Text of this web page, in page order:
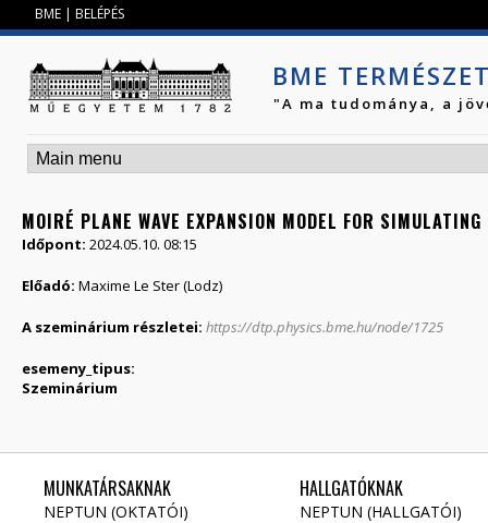
BME | BELÉPÉS
BME
"A ma tudománya, a
MOIRÉ PLANE WAVE EXPANSION MODEL FOR
Időpont: 2024.05.10. 08:15
Előadó: Maxime Le Ster (Lodz)
A szeminárium részletei: https://dtp.physics.bme.hu/node/1725
esemeny_tipus:
Szeminárium
MUNKATÁRSAKNAK
NEPTUN (OKTATÓI)
HALLGATÓKNAK
NEPTUN (HALLGATÓI)